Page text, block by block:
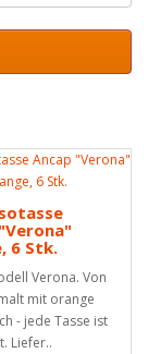
6 Stk.
Verona. Von
mit orange
- jede Tasse ist
Liefer..